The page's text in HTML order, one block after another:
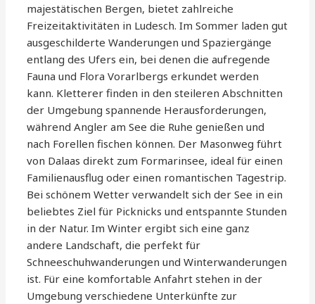
majestätischen Bergen, bietet zahlreiche
Freizeitaktivitäten in Ludesch. Im Sommer laden gut
ausgeschilderte Wanderungen und Spaziergänge
entlang des Ufers ein, bei denen die aufregende
Fauna und Flora Vorarlbergs erkundet werden
kann. Kletterer finden in den steileren Abschnitten
der Umgebung spannende Herausforderungen,
während Angler am See die Ruhe genießen und
nach Forellen fischen können. Der Masonweg führt
von Dalaas direkt zum Formarinsee, ideal für einen
Familienausflug oder einen romantischen Tagestrip.
Bei schönem Wetter verwandelt sich der See in ein
beliebtes Ziel für Picknicks und entspannte Stunden
in der Natur. Im Winter ergibt sich eine ganz
andere Landschaft, die perfekt für
Schneeschuhwanderungen und Winterwanderungen
ist. Für eine komfortable Anfahrt stehen in der
Umgebung verschiedene Unterkünfte zur